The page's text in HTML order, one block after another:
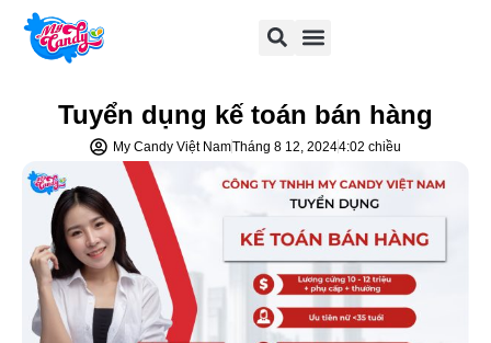
Tuyển dụng kế toán bán hàng
My Candy Việt NamTháng 8 12, 20244:02 chiều